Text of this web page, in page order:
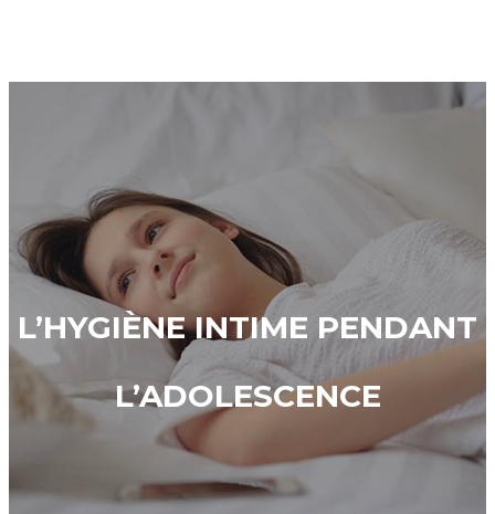
L’HYGIÈNE INTIME PENDANT
L’ADOLESCENCE